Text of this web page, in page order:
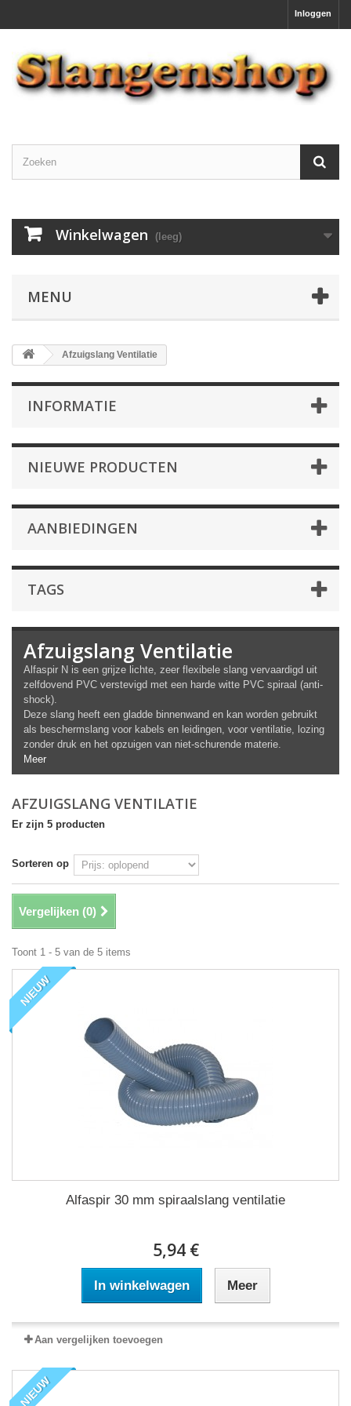
Inloggen
Winkelwagen (leeg)
MENU
Afzuigslang Ventilatie
INFORMATIE
NIEUWE PRODUCTEN
AANBIEDINGEN
TAGS
Afzuigslang Ventilatie
Alfaspir N is een grijze lichte, zeer flexibele slang vervaardigd uit
zelfdovend PVC verstevigd met een harde witte PVC spiraal (anti-
shock).
Deze slang heeft een gladde binnenwand en kan worden gebruikt
als beschermslang voor kabels en leidingen, voor ventilatie, lozing
zonder druk en het opzuigen van niet-schurende materie.
Meer
AFZUIGSLANG VENTILATIE
Er zijn 5 producten
Sorteren op
Vergelijken (0)
Toont 1 - 5 van de 5 items
NIEUW
Alfaspir 30 mm spiraalslang ventilatie
5,94 €
In winkelwagen Meer
Aan vergelijken toevoegen
NIEUW